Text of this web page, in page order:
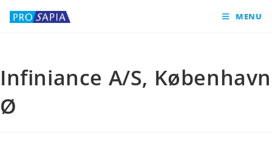
MENU
Infiniance A/S, København
Ø